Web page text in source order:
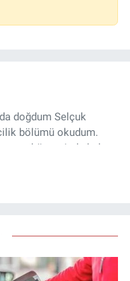
doğdum Selçuk
bölümü okudum.
bünyesinde haber